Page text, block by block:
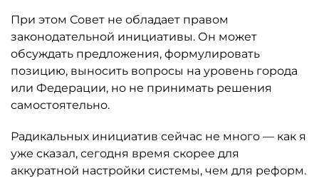
При этом Совет не обладает правом
законодательной инициативы. Он может
обсуждать предложения, формулировать
позицию, выносить вопросы на уровень города
или Федерации, но не принимать решения
самостоятельно.
Радикальных инициатив сейчас не много — как я
уже сказал, сегодня время скорее для
аккуратной настройки системы, чем для реформ.